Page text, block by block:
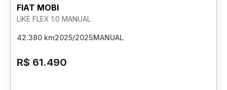
FIAT MOBI
LIKE FLEX 1.0 MANUAL
42.380 km2025/2025MANUAL
R$ 61.490